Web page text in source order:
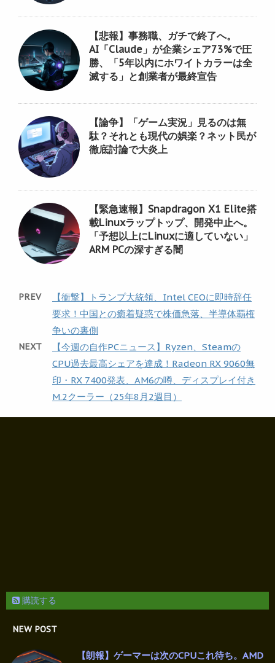
【悲報】事務職、ガチで終了へ。
AI「Claude」が企業シェア73%で圧
勝、「5年以内にホワイトカラーは全
滅する」と創業者が最終宣告
【論争】「ゲーム実況」見るのは無
駄？それとも現代の娯楽？ネット民が
徹底討論で大炎上
【緊急速報】Snapdragon X1 Elite搭
載Linuxラップトップ、開発中止へ。
「予想以上にLinuxに適していない」
ARM PCの深すぎる闇
PREV
【衝撃】トランプ大統領、Intel CEOに即時辞任
要求！中国との癒着疑惑で株価急落、半導体覇権
争いの裏側
NEXT
【今週の自作PCニュース】Ryzen、Steamの
CPU過去最高シェアを達成！Radeon RX 9060無
印・RX 7400発表、AM6の噂、ディスプレイ付き
M.2クーラー（25年8月2週目）
購読する
NEW POST
【朗報】ゲーマーは次のCPUこれ待ち。AMD